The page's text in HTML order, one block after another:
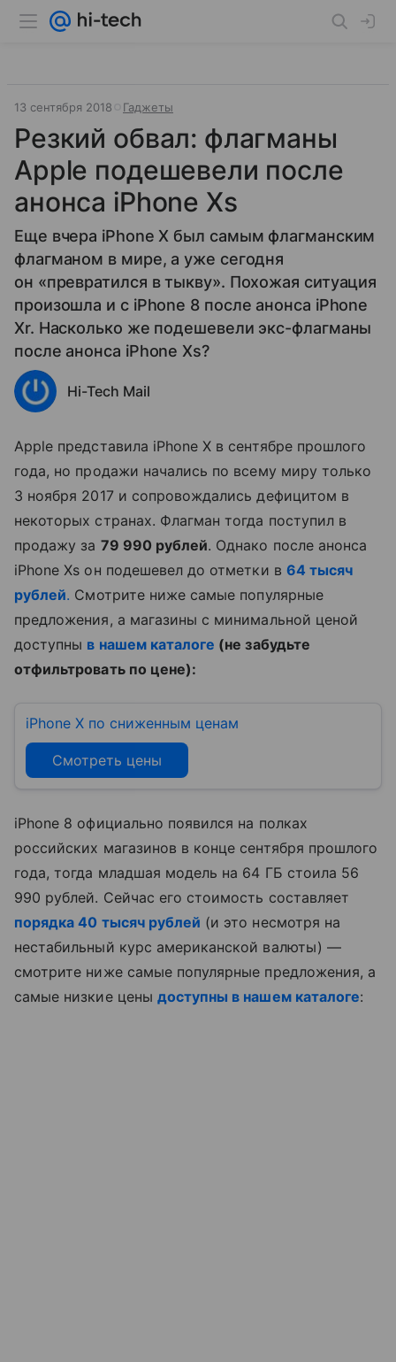
13 сентября 2018 Гаджеты
Резкий обвал: флагманы
Apple подешевели после
анонса iPhone Xs
Еще вчера iPhone X был самым флагманским
флагманом в мире, а уже сегодня
он «превратился в тыкву». Похожая ситуация
произошла и с iPhone 8 после анонса iPhone
Xr. Насколько же подешевели экс-флагманы
после анонса iPhone Xs?
Hi-Tech Mail
Apple представила iPhone X в сентябре прошлого
года, но продажи начались по всему миру только
3 ноября 2017 и сопровождались дефицитом в
некоторых странах. Флагман тогда поступил в
продажу за 79 990 рублей. Однако после анонса
iPhone Xs он подешевел до отметки в 64 тысяч
рублей. Смотрите ниже самые популярные
предложения, а магазины с минимальной ценой
доступны в нашем каталоге (не забудьте
отфильтровать по цене):
iPhone X по сниженным ценам
Смотреть цены
iPhone 8 официально появился на полках
российских магазинов в конце сентября прошлого
года, тогда младшая модель на 64 ГБ стоила 56
990 рублей. Сейчас его стоимость составляет
порядка 40 тысяч рублей (и это несмотря на
нестабильный курс американской валюты) —
смотрите ниже самые популярные предложения, а
самые низкие цены доступны в нашем каталоге: